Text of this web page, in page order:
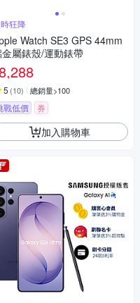
狂降
Watch SE3 GPS 44mm
屬錶殼/運動錶帶
5 (10) 總銷量>100
戰低價 券
加入購物車